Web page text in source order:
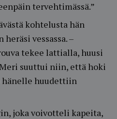
tervehtimässä.”
kohtelusta hän
vessassa. –
tekee lattialla, huusi
suuttui niin, että hoki
hänelle huudettiin
joka voivotteli kapeita,